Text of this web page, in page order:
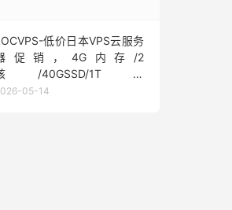
低价日本VPS云服务
促销，4G内存/2
/40GSSD/1T流
/450Mbps带宽，低至36元/
05-14